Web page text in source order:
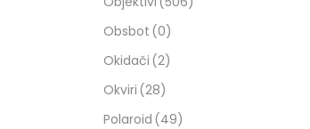
Obsbot (0)
Okidači (2)
Okviri (28)
Polaroid (49)